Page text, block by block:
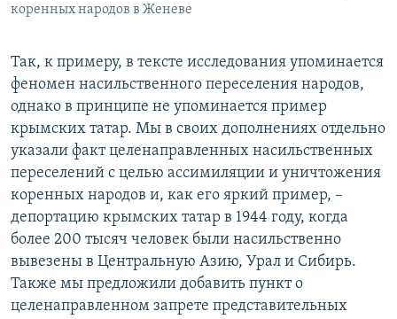
коренных народов в Женеве
Так, к примеру, в тексте исследования упоминается
феномен насильственного переселения народов,
однако в принципе не упоминается пример
крымских татар. Мы в своих дополнениях отдельно
указали факт целенаправленных насильственных
переселений с целью ассимиляции и уничтожения
коренных народов и, как его яркий пример, –
депортацию крымских татар в 1944 году, когда
более 200 тысяч человек были насильственно
вывезены в Центральную Азию, Урал и Сибирь.
Также мы предложили добавить пункт о
целенаправленном запрете представительных